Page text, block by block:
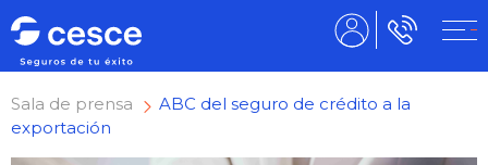
Sala de prensa
ABC del seguro de crédito a la
exportación